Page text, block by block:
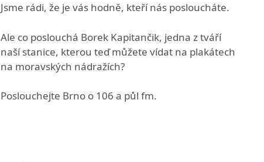
Jsme rádi, že je vás hodně, kteří nás posloucháte.
Ale co poslouchá Borek Kapitančik, jedna z tváří
naší stanice, kterou teď můžete vídat na plakátech
na moravských nádražích?
Poslouchejte Brno o 106 a půl fm.